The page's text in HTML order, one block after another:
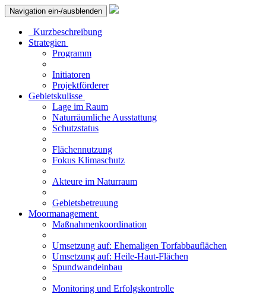
Navigation ein-/ausblenden
Kurzbeschreibung
Strategien
Programm
Initiatoren
Projektförderer
Gebietskulisse
Lage im Raum
Naturräumliche Ausstattung
Schutzstatus
Flächennutzung
Fokus Klimaschutz
Akteure im Naturraum
Gebietsbetreuung
Moormanagement
Maßnahmenkoordination
Umsetzung auf: Ehemaligen Torfabbauflächen
Umsetzung auf: Heile-Haut-Flächen
Spundwandeinbau
Monitoring und Erfolgskontrolle